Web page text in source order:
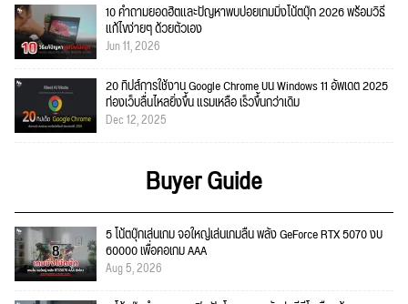
10 คำถามยอดฮิตและปัญหาพบบ่อยเกมมิ่งโน้ตบุ๊ก 2026 พร้อมวิธี
แก้ไขง่ายๆ ด้วยตัวเอง
Jun 11, 2026
20 ทิปส์การใช้งาน Google Chrome บน Windows 11 อัพเดต 2025
ท่องเว็บลื่นไหลยิ่งขึ้น แรมเหลือ เร็วขึ้นกว่าเดิม
Dec 12, 2025
Buyer Guide
5 โน้ตบุ๊กเล่นเกม จอใหญ่เล่นเกมลื่น พลัง GeForce RTX 5070 งบ
60000 เพื่อคอเกม AAA
Aug 5, 2026